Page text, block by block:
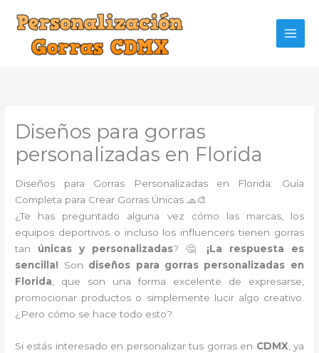
contenido
Diseños para gorras
personalizadas en Florida
Diseños para Gorras Personalizadas en Florida: Guía
Completa para Crear Gorras Únicas 🧢🎨
¿Te has preguntado alguna vez cómo las marcas, los
equipos deportivos o incluso los influencers tienen gorras
tan únicas y personalizadas? 🤔 ¡La respuesta es
sencilla! Son diseños para gorras personalizadas en
Florida, que son una forma excelente de expresarse,
promocionar productos o simplemente lucir algo creativo.
¿Pero cómo se hace todo esto?
Si estás interesado en personalizar tus gorras en CDMX , ya